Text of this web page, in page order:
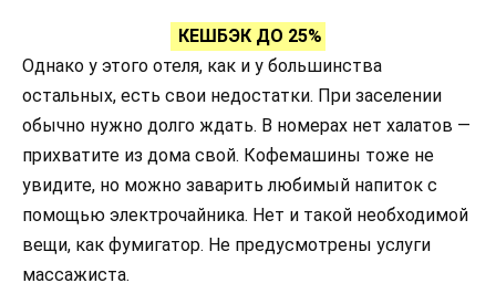
КЕШБЭК ДО 25%
Однако у этого отеля, как и у большинства
остальных, есть свои недостатки. При заселении
обычно нужно долго ждать. В номерах нет халатов —
прихватите из дома свой. Кофемашины тоже не
увидите, но можно заварить любимый напиток с
помощью электрочайника. Нет и такой необходимой
вещи, как фумигатор. Не предусмотрены услуги
массажиста.